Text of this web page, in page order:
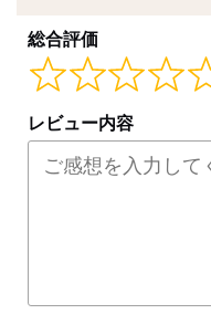
総合評価
レビュー内容